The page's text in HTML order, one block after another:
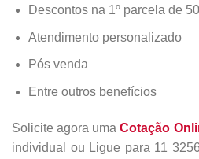
Descontos na 1º parcela de
Atendimento personalizado
Pós venda
Entre outros benefícios
Solicite agora umaCotação
individual ou Ligue para 11